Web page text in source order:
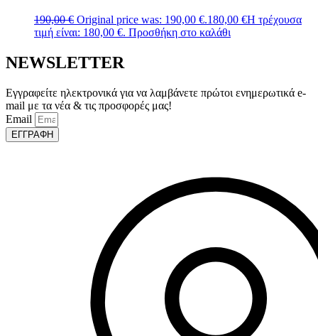
190,00€ Original price was: 190,00 €.180,00 €Η τρέχουσα
τιμή είναι: 180,00 €. Προσθήκη στο καλάθι
NEWSLETTER
Εγγραφείτε ηλεκτρονικά για να λαμβάνετε πρώτοι ενημερωτικά e-
mail με τα νέα & τις προσφορές μας!
Email
ΕΓΓΡΑΦΗ